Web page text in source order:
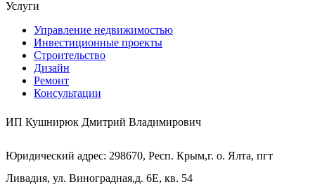
Услуги
Управление недвижимостью
Инвестиционные проекты
Строительство
Дизайн
Ремонт
Консультации
ИП Кушнирюк Дмитрий Владимирович
Юридический адрес: 298670, Респ. Крым,г. о. Ялта, пгт
Ливадия, ул. Виноградная,д. 6Е, кв. 54